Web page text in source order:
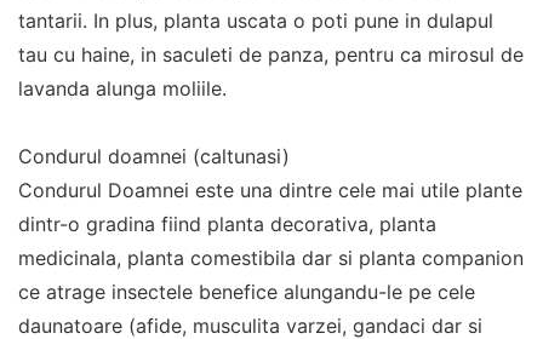
tantarii. In plus, planta uscata o poti pune in dulapul
tau cu haine, in saculeti de panza, pentru ca mirosul de
lavanda alunga moliile.
Condurul doamnei (caltunasi)
Condurul Doamnei este una dintre cele mai utile plante
dintr-o gradina fiind planta decorativa, planta
medicinala, planta comestibila dar si planta companion
ce atrage insectele benefice alungandu-le pe cele
daunatoare (afide, musculita varzei, gandaci dar si